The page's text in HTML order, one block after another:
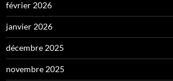
février 2026
janvier 2026
décembre 2025
novembre 2025